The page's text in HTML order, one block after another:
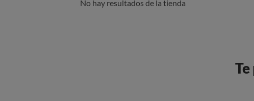
No hay resultados de la tienda